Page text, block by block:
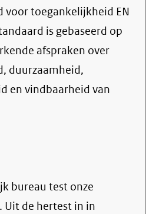
voor toegankelijkheid EN
is gebaseerd op
afspraken over
duurzaamheid,
en vindbaarheid van
bureau test onze
Uit de hertest in in